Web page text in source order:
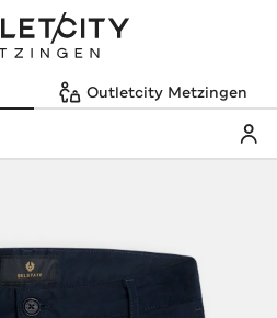
Outletcity Metzingen